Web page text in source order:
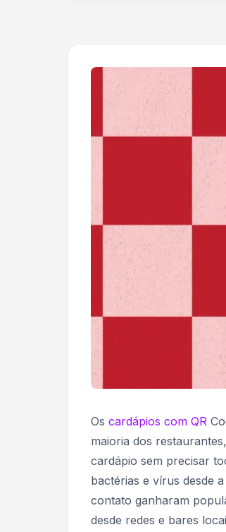
Os cardápios com QR
maioria dos
cardápio sem precisar
bactérias e vírus desde
contato ganharam
desde redes e bares